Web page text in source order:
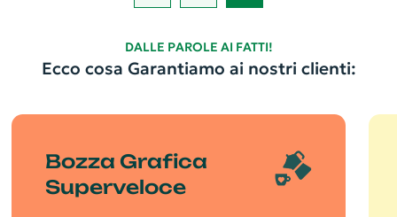
DALLE PAROLE AI FATTI!
Ecco cosa Garantiamo ai nostri clienti:
Bozza Grafica
Superveloce